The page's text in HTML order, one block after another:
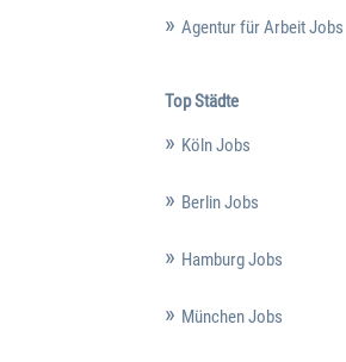
Agentur für Arbeit Jobs
Top Städte
Köln Jobs
Berlin Jobs
Hamburg Jobs
München Jobs